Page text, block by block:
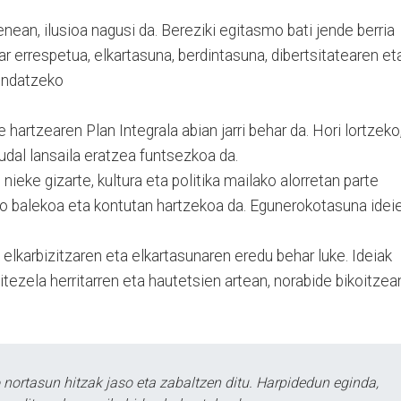
ilusioa nagusi da. Bereziki egitasmo bati jende berria
errespetua, elkartasuna, berdintasuna, dibertsitatearen
hartzearen Plan Integrala abian jarri behar da. Hori
lansaila eratzea funtsezkoa da.
gizarte, kultura eta politika mailako alorretan parte
balekoa eta kontutan hartzekoa da. Egunerokotasuna
eta elkartasunaren eredu behar luke. Ideiak
herritarren eta hautetsien artean, norabide
nortasun hitzak jaso eta zabaltzen ditu. Harpidedun eginda,